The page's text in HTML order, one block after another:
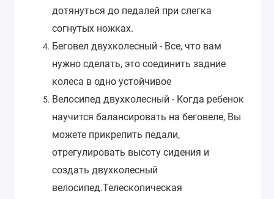
дотянуться до педалей при слегка
согнутых ножках.
Беговел двухколесный - Все, что вам
нужно сделать, это соединить задние
колеса в одно устойчивое
Велосипед двухколесный - Когда ребенок
научится балансировать на беговеле, Вы
можете прикрепить педали,
отрегулировать высоту сидения и
создать двухколесный
велосипед.Телескопическая